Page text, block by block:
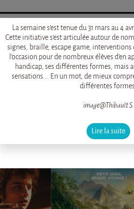
La semaine s’est tenue du 31 mars au 4
Cette initiative s’est articulée autour de
signes, braille, escape game, interventions
l’occasion pour de nombreux élèves d’en
handicap, ses différentes formes, mais
sensations... En un mot, de mieux
différentes formes.
image@Thibault S.
Lire la suite